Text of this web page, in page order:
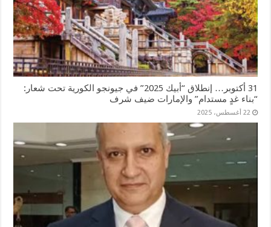
31 أكتوبر… إنطلاق “أبيك 2025” في جيونجو الكورية تحت شعار:
“بناء غدٍ مستدام” والإمارات ضيف شرف
22 أغسطس، 2025